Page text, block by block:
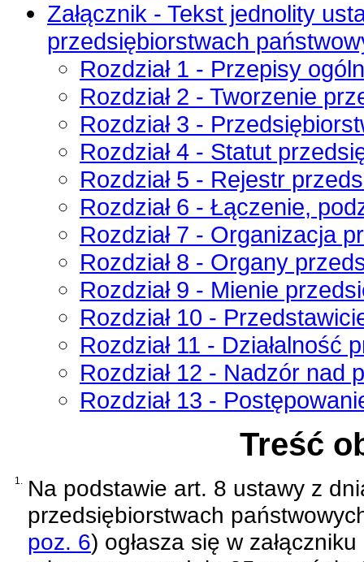
Załącznik - Tekst jednolity
przedsiębiorstwach
Rozdział 1 - Przepisy
Rozdział 2 - Tworzenie
Rozdział 3 -
Rozdział 4 - Statut
Rozdział 5 - Rejestr
Rozdział 6 - Łączenie,
Rozdział 7 - Organizacja
Rozdział 8 - Organy
Rozdział 9 - Mienie
Rozdział 10 -
Rozdział 11 - Działalność
Rozdział 12 - Nadzór nad
Rozdział 13 -
Treść
1. Na podstawie art. 8 ustawy z
przedsiębiorstwach
poz. 6) ogłasza się w